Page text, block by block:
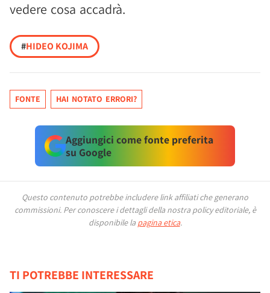
vedere cosa accadrà.
#HIDEO KOJIMA
FONTE HAI NOTATO ERRORI?
Aggiungici come fonte preferita
su Google
Questo contenuto potrebbe includere link affiliati che generano
commissioni. Per conoscere i dettagli della nostra policy editoriale, è
disponibile la pagina etica.
TI POTREBBE INTERESSARE